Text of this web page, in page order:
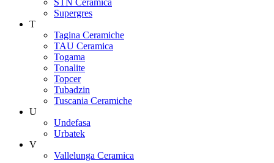
Supergres
T
Tagina Ceramiche
TAU Ceramica
Togama
Tonalite
Topcer
Tubadzin
Tuscania Ceramiche
U
Undefasa
Urbatek
V
Vallelunga Ceramica